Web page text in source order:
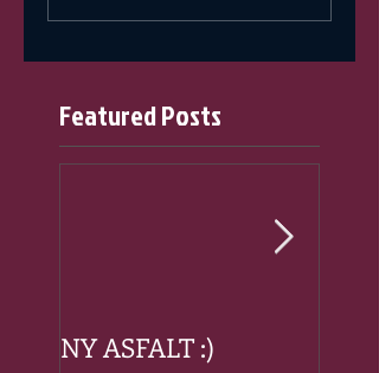
Featured Posts
NY ASFALT :)